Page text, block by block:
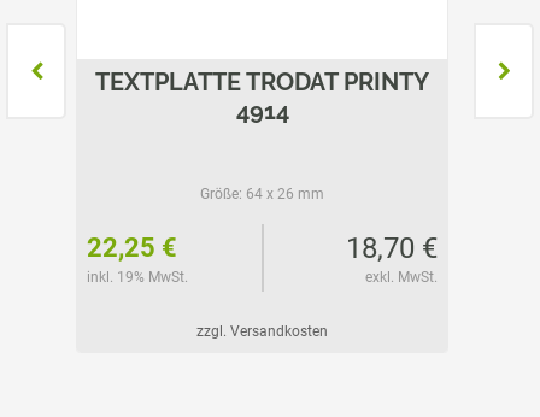
TEXTPLATTE TRODAT PRINTY
4914
Größe: 64 x 26 mm
22,25 €
inkl. 19% MwSt.
18,70 €
exkl. MwSt.
zzgl. Versandkosten